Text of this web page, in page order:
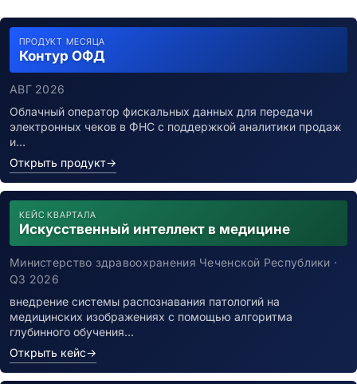
Self-Service BI
Embedded BI
Дашборд-платформы
Визуализация данных
Геоаналитика (GIS)
Управление данными
ETL/ELT-системы
Качество данных (DQM)
MDM-системы
Каталоги данных
Хранилища данных
Хранилища данных (DWH)
Озёра данных (Data Lake)
Аналитические СУБД
Потоковая обработка
Машинное обучение и ИИ
ML-платформы
ПРОДУКТ МЕСЯЦА
Контур ОФД
АВГ 2026
Облачный оператор фискальных данных для передачи
электронных чеков в ФНС с поддержкой аналитики продаж
и…
Открыть продукт→
КЕЙС КВАРТАЛА
Искусственный интеллект в медицине
Министерство здравоохранения Чеченской Республики ·
Q3 2026
внедрение системы распознавания патологий на
медицинских изображениях с помощью алгоритма
глубинного обучения…
Открыть кейс→